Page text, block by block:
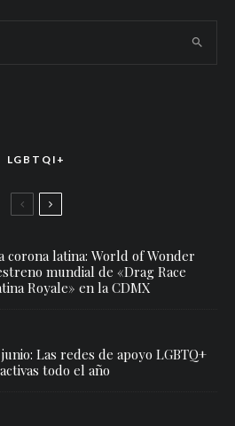
LGBTQI+
corona latina: World of Wonder
mundial de «Drag Race
Royale» en la CDMX
Las redes de apoyo LGBTQ+
todo el año